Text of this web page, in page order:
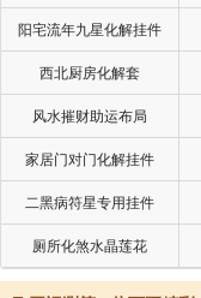
阳宅流年九星化解挂件
西北厨房化解套
风水摧财助运布局
家居门对门化解挂件
二黑病符星专用挂件
厕所化煞水晶莲花